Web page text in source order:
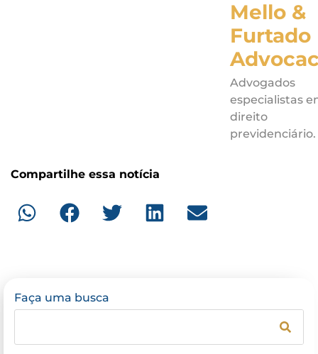
Mello &
Furtado
Advogados
especialistas
direito
previdenciário.
Compartilhe essa notícia
Faça uma busca